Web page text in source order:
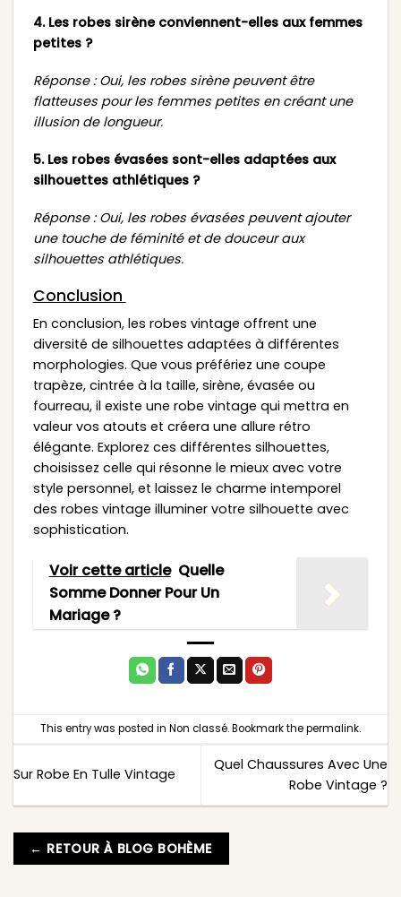
4. Les robes sirène conviennent-elles aux femmes
petites ?
Réponse : Oui, les robes sirène peuvent être
flatteuses pour les femmes petites en créant une
illusion de longueur.
5. Les robes évasées sont-elles adaptées aux
silhouettes athlétiques ?
Réponse : Oui, les robes évasées peuvent ajouter
une touche de féminité et de douceur aux
silhouettes athlétiques.
Conclusion
En conclusion, les robes vintage offrent une
diversité de silhouettes adaptées à différentes
morphologies. Que vous préfériez une coupe
trapèze, cintrée à la taille, sirène, évasée ou
fourreau, il existe une robe vintage qui mettra en
valeur vos atouts et créera une allure rétro
élégante. Explorez ces différentes silhouettes,
choisissez celle qui résonne le mieux avec votre
style personnel, et laissez le charme intemporel
des robes vintage illuminer votre silhouette avec
sophistication.
Voir cette article Quelle
Somme Donner Pour Un
Mariage ?
This entry was posted in Non classé. Bookmark thepermalink.
Sur Robe En Tulle Vintage
Quel Chaussures Avec Une
Robe Vintage ?
← RETOUR À BLOG BOHÈME